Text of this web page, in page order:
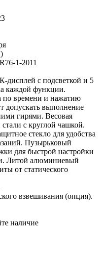
1-2011
с подсветкой и 5
каждой функции.
по времени и нажатию
допускать выполнение
гирями. Весовая
с круглой чашкой.
стекло для удобства
Пузырьковый
для быстрой настройки
Литой алюминиевый
от статического
взвешивания (опция).
наличие